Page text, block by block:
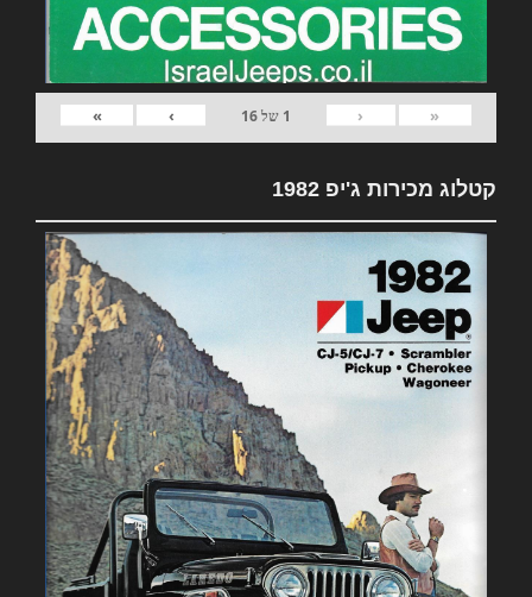
«
‹
1 של16
›
»
קטלוג מכירות ג'יפ 1982